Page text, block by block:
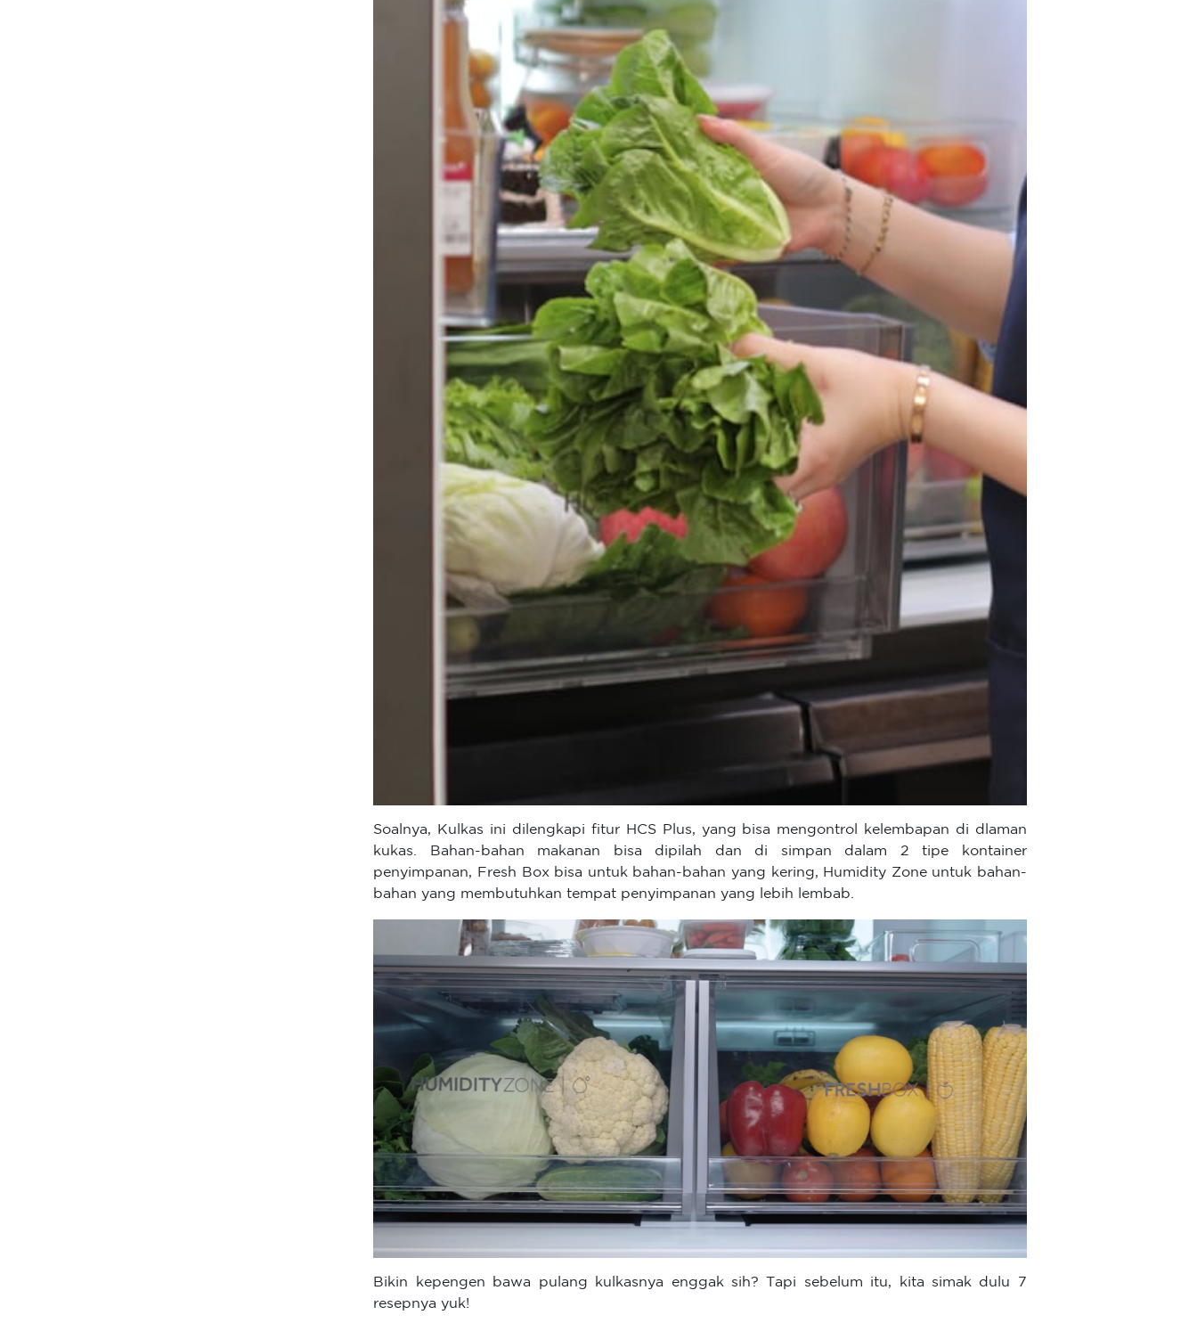
Soalnya, Kulkas ini dilengkapi fitur HCS Plus, yang bisa mengontrol kelembapan di dlaman
kukas. Bahan-bahan makanan bisa dipilah dan di simpan dalam 2 tipe kontainer
penyimpanan, Fresh Box bisa untuk bahan-bahan yang kering, Humidity Zone untuk bahan-
bahan yang membutuhkan tempat penyimpanan yang lebih lembab.
Bikin kepengen bawa pulang kulkasnya enggak sih? Tapi sebelum itu, kita simak dulu 7
resepnya yuk!